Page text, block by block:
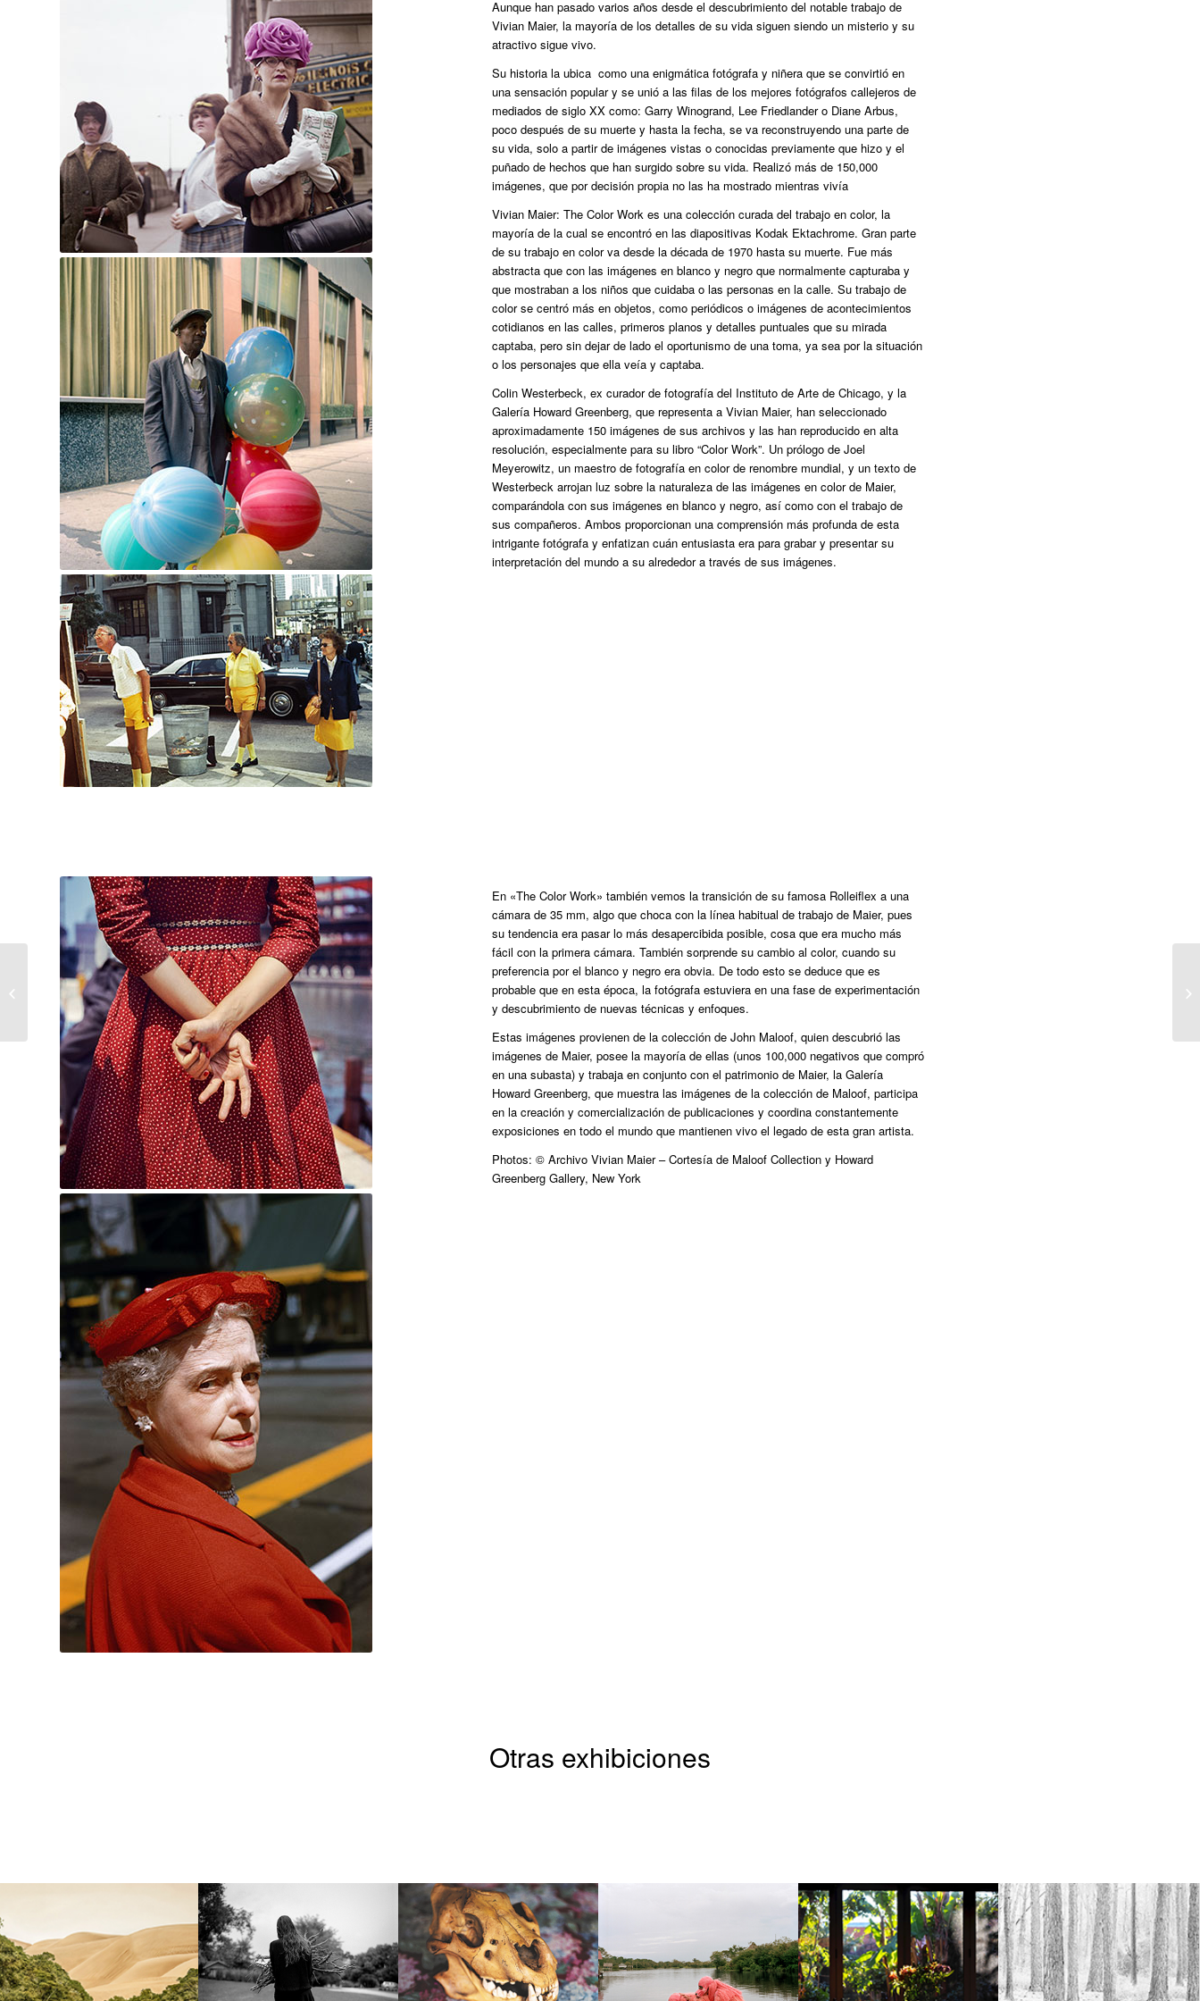
Aunque han pasado varios años desde el descubrimiento del notable trabajo de
Vivian Maier, la mayoría de los detalles de su vida siguen siendo un misterio y su
atractivo sigue vivo.
Su historia la ubica como una enigmática fotógrafa y niñera que se convirtió en
una sensación popular y se unió a las filas de los mejores fotógrafos callejeros de
mediados de siglo XX como: Garry Winogrand, Lee Friedlander o Diane Arbus,
poco después de su muerte y hasta la fecha, se va reconstruyendo una parte de
su vida, solo a partir de imágenes vistas o conocidas previamente que hizo y el
puñado de hechos que han surgido sobre su vida. Realizó más de 150,000
imágenes, que por decisión propia no las ha mostrado mientras vivía
Vivian Maier: The Color Work es una colección curada del trabajo en color, la
mayoría de la cual se encontró en las diapositivas Kodak Ektachrome. Gran parte
de su trabajo en color va desde la década de 1970 hasta su muerte. Fue más
abstracta que con las imágenes en blanco y negro que normalmente capturaba y
que mostraban a los niños que cuidaba o las personas en la calle. Su trabajo de
color se centró más en objetos, como periódicos o imágenes de acontecimientos
cotidianos en las calles, primeros planos y detalles puntuales que su mirada
captaba, pero sin dejar de lado el oportunismo de una toma, ya sea por la situación
o los personajes que ella veía y captaba.
Colin Westerbeck, ex curador de fotografía del Instituto de Arte de Chicago, y la
Galería Howard Greenberg, que representa a Vivian Maier, han seleccionado
aproximadamente 150 imágenes de sus archivos y las han reproducido en alta
resolución, especialmente para su libro “Color Work”. Un prólogo de Joel
Meyerowitz, un maestro de fotografía en color de renombre mundial, y un texto de
Westerbeck arrojan luz sobre la naturaleza de las imágenes en color de Maier,
comparándola con sus imágenes en blanco y negro, así como con el trabajo de
sus compañeros. Ambos proporcionan una comprensión más profunda de esta
intrigante fotógrafa y enfatizan cuán entusiasta era para grabar y presentar su
interpretación del mundo a su alrededor a través de sus imágenes.
En «The Color Work» también vemos la transición de su famosa Rolleiflex a una
cámara de 35 mm, algo que choca con la línea habitual de trabajo de Maier, pues
su tendencia era pasar lo más desapercibida posible, cosa que era mucho más
fácil con la primera cámara. También sorprende su cambio al color, cuando su
preferencia por el blanco y negro era obvia. De todo esto se deduce que es
probable que en esta época, la fotógrafa estuviera en una fase de experimentación
y descubrimiento de nuevas técnicas y enfoques.
Estas imágenes provienen de la colección de John Maloof, quien descubrió las
imágenes de Maier, posee la mayoría de ellas (unos 100,000 negativos que compró
en una subasta) y trabaja en conjunto con el patrimonio de Maier, la Galería
Howard Greenberg, que muestra las imágenes de la colección de Maloof, participa
en la creación y comercialización de publicaciones y coordina constantemente
exposiciones en todo el mundo que mantienen vivo el legado de esta gran artista.
Photos: © Archivo Vivian Maier – Cortesía de Maloof Collection y Howard
Greenberg Gallery, New York
Otras exhibiciones
ENFOCO
EUGENIO
MAZZINGHI
NICOLAS SAVARY YANN GROSS
Abraham Votroba –
No me olvides
La belleza de las
formas
NAF – Nucleo de
Autores Fotográficos